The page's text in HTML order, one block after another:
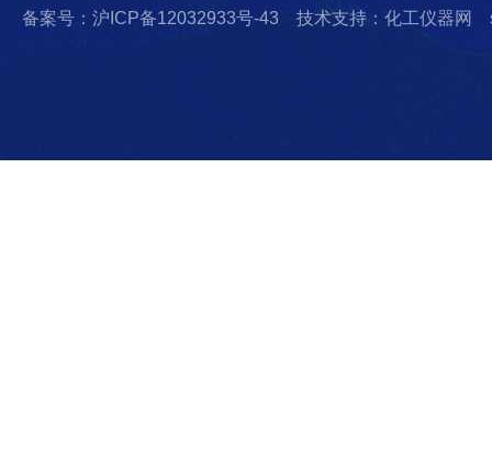
备案号：沪ICP备12032933号-43 技术支持：化工仪器网